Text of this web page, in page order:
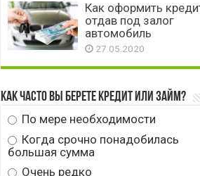
Как оформить
отдав под залог
автомобиль
27.05.2020
Как часто вы берете кредит или займ?
По мере необходимости
Когда срочно понадобилась
большая сумма
Очень редко